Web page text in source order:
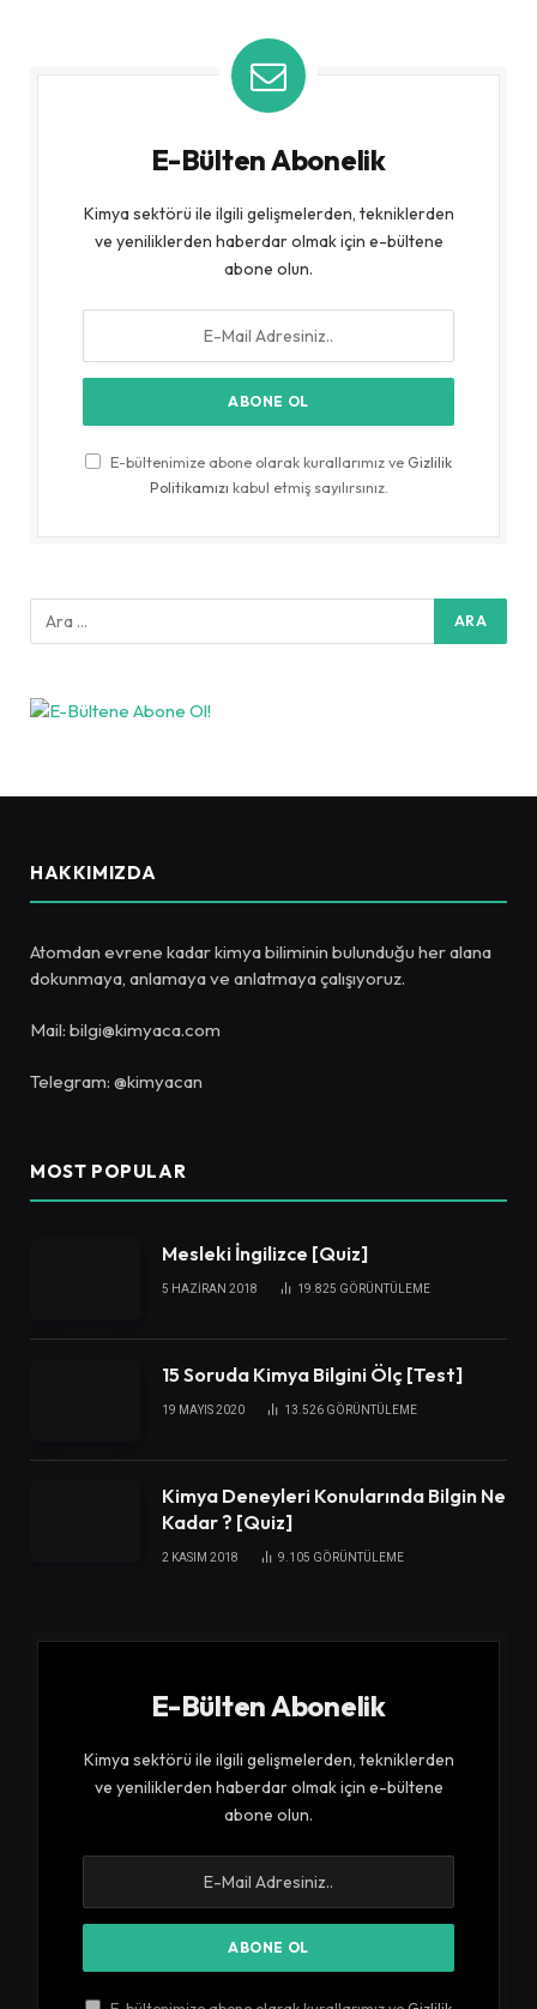
E-Bülten Abonelik
Kimya sektörü ile ilgili gelişmelerden, tekniklerden
ve yeniliklerden haberdar olmak için e-bültene
abone olun.
E-bültenimize abone olarak kurallarımız veGizlilik
Politikamızı kabul etmiş sayılırsınız.
HAKKIMIZDA
Atomdan evrene kadar kimya biliminin bulunduğu her alana
dokunmaya, anlamaya ve anlatmaya çalışıyoruz.
Mail: bilgi@kimyaca.com
Telegram: @kimyacan
MOST POPULAR
Mesleki İngilizce [Quiz]
5 HAZIRAN 2018 19.825 GÖRÜNTÜLEME
15 Soruda Kimya Bilgini Ölç [Test]
19 MAYIS 2020 13.526 GÖRÜNTÜLEME
Kimya Deneyleri Konularında Bilgin Ne
Kadar ? [Quiz]
2 KASIM 2018 9.105 GÖRÜNTÜLEME
E-Bülten Abonelik
Kimya sektörü ile ilgili gelişmelerden, tekniklerden
ve yeniliklerden haberdar olmak için e-bültene
abone olun.